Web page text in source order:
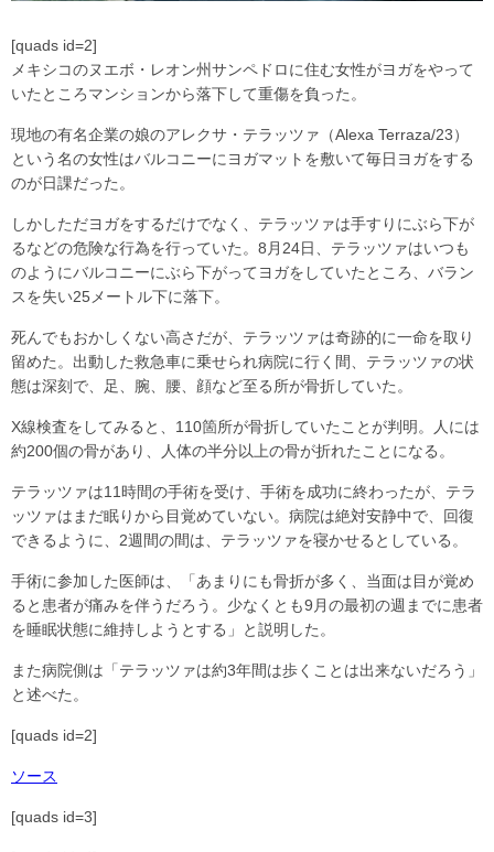
[quads id=2]
メキシコのヌエボ・レオン州サンペドロに住む女性がヨガをやって
いたところマンションから落下して重傷を負った。
現地の有名企業の娘のアレクサ・テラッツァ（Alexa Terraza/23）
という名の女性はバルコニーにヨガマットを敷いて毎日ヨガをする
のが日課だった。
しかしただヨガをするだけでなく、テラッツァは手すりにぶら下が
るなどの危険な行為を行っていた。8月24日、テラッツァはいつも
のようにバルコニーにぶら下がってヨガをしていたところ、バラン
スを失い25メートル下に落下。
死んでもおかしくない高さだが、テラッツァは奇跡的に一命を取り
留めた。出動した救急車に乗せられ病院に行く間、テラッツァの状
態は深刻で、足、腕、腰、顔など至る所が骨折していた。
X線検査をしてみると、110箇所が骨折していたことが判明。人には
約200個の骨があり、人体の半分以上の骨が折れたことになる。
テラッツァは11時間の手術を受け、手術を成功に終わったが、テラ
ッツァはまだ眠りから目覚めていない。病院は絶対安静中で、回復
できるように、2週間の間は、テラッツァを寝かせるとしている。
手術に参加した医師は、「あまりにも骨折が多く、当面は目が覚め
ると患者が痛みを伴うだろう。少なくとも9月の最初の週までに患者
を睡眠状態に維持しようとする」と説明した。
また病院側は「テラッツァは約3年間は歩くことは出来ないだろう」
と述べた。
[quads id=2]
ソース
[quads id=3]